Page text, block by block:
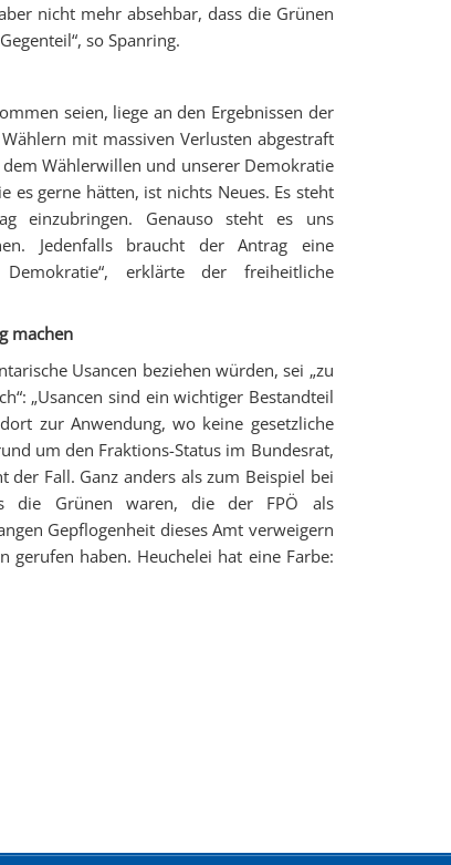
nicht mehr absehbar, dass die Grünen
so Spanring.
seien, liege an den Ergebnissen der
mit massiven Verlusten abgestraft
Wählerwillen und unserer Demokratie
es gerne hätten, ist nichts Neues. Es steht
einzubringen. Genauso steht es uns
Jedenfalls braucht der Antrag eine
erklärte der freiheitliche
machen
Usancen beziehen würden, sei „zu
„Usancen sind ein wichtiger Bestandteil
zur Anwendung, wo keine gesetzliche
um den Fraktions-Status im Bundesrat,
Fall. Ganz anders als zum Beispiel bei
die Grünen waren, die der FPÖ als
Gepflogenheit dieses Amt verweigern
gerufen haben. Heuchelei hat eine Farbe: